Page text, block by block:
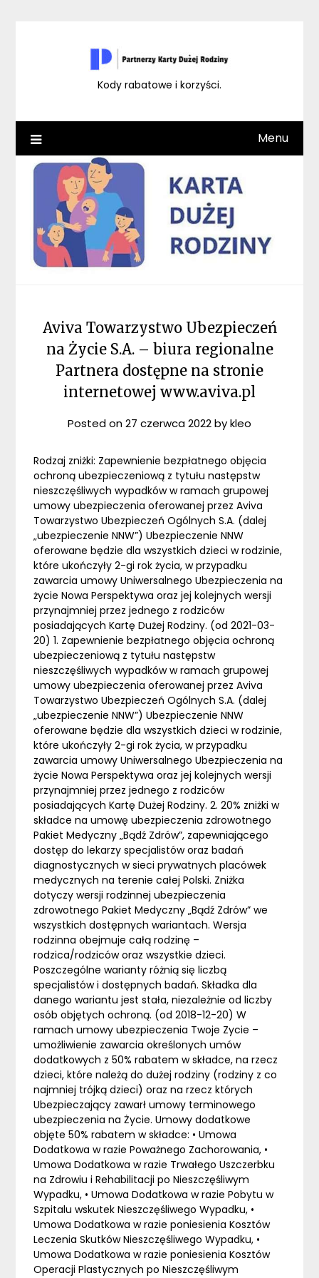
Kody rabatowe i korzyści.
Menu
Aviva Towarzystwo Ubezpieczeń
na Życie S.A. – biura regionalne
Partnera dostępne na stronie
internetowej www.aviva.pl
Posted on27 czerwca 2022bykleo
Rodzaj zniżki: Zapewnienie bezpłatnego objęcia
ochroną ubezpieczeniową z tytułu następstw
nieszczęśliwych wypadków w ramach grupowej
umowy ubezpieczenia oferowanej przez Aviva
Towarzystwo Ubezpieczeń Ogólnych S.A. (dalej
„ubezpieczenie NNW”) Ubezpieczenie NNW
oferowane będzie dla wszystkich dzieci w rodzinie,
które ukończyły 2-gi rok życia, w przypadku
zawarcia umowy Uniwersalnego Ubezpieczenia na
życie Nowa Perspektywa oraz jej kolejnych wersji
przynajmniej przez jednego z rodziców
posiadających Kartę Dużej Rodziny. (od 2021-03-
20) 1. Zapewnienie bezpłatnego objęcia ochroną
ubezpieczeniową z tytułu następstw
nieszczęśliwych wypadków w ramach grupowej
umowy ubezpieczenia oferowanej przez Aviva
Towarzystwo Ubezpieczeń Ogólnych S.A. (dalej
„ubezpieczenie NNW”) Ubezpieczenie NNW
oferowane będzie dla wszystkich dzieci w rodzinie,
które ukończyły 2-gi rok życia, w przypadku
zawarcia umowy Uniwersalnego Ubezpieczenia na
życie Nowa Perspektywa oraz jej kolejnych wersji
przynajmniej przez jednego z rodziców
posiadających Kartę Dużej Rodziny. 2. 20% zniżki w
składce na umowę ubezpieczenia zdrowotnego
Pakiet Medyczny „Bądź Zdrów”, zapewniającego
dostęp do lekarzy specjalistów oraz badań
diagnostycznych w sieci prywatnych placówek
medycznych na terenie całej Polski. Zniżka
dotyczy wersji rodzinnej ubezpieczenia
zdrowotnego Pakiet Medyczny „Bądź Zdrów” we
wszystkich dostępnych wariantach. Wersja
rodzinna obejmuje całą rodzinę –
rodzica/rodziców oraz wszystkie dzieci.
Poszczególne warianty różnią się liczbą
specjalistów i dostępnych badań. Składka dla
danego wariantu jest stała, niezależnie od liczby
osób objętych ochroną. (od 2018-12-20) W
ramach umowy ubezpieczenia Twoje Zycie –
umożliwienie zawarcia określonych umów
dodatkowych z 50% rabatem w składce, na rzecz
dzieci, które należą do dużej rodziny (rodziny z co
najmniej trójką dzieci) oraz na rzecz których
Ubezpieczający zawarł umowy terminowego
ubezpieczenia na Życie. Umowy dodatkowe
objęte 50% rabatem w składce: • Umowa
Dodatkowa w razie Poważnego Zachorowania, •
Umowa Dodatkowa w razie Trwałego Uszczerbku
na Zdrowiu i Rehabilitacji po Nieszczęśliwym
Wypadku, • Umowa Dodatkowa w razie Pobytu w
Szpitalu wskutek Nieszczęśliwego Wypadku, •
Umowa Dodatkowa w razie poniesienia Kosztów
Leczenia Skutków Nieszczęśliwego Wypadku, •
Umowa Dodatkowa w razie poniesienia Kosztów
Operacji Plastycznych po Nieszczęśliwym